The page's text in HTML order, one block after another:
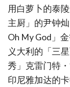
用白萝卜的泰
主厨」的尹钟
Oh My God」
义大利的「三
秀」克雷门特
印尼雅加达的